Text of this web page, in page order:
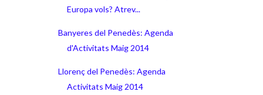
Europa vols? Atrev...
Banyeres del Penedès: Agenda
d'Activitats Maig 2014
Llorenç del Penedès: Agenda
Activitats Maig 2014